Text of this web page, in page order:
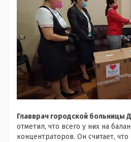
Главврач городской больницы
отметил, что всего у них на
концентраторов. Он считает, что